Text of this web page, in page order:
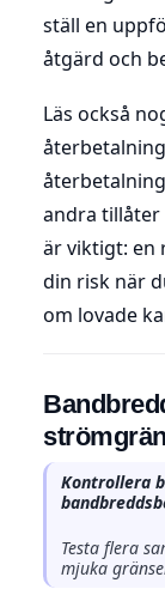
ställ en
åtgärd och
Läs också
andra
är viktigt: en
din risk när
om lovade
Kontrollera
Testa flera
mjuka